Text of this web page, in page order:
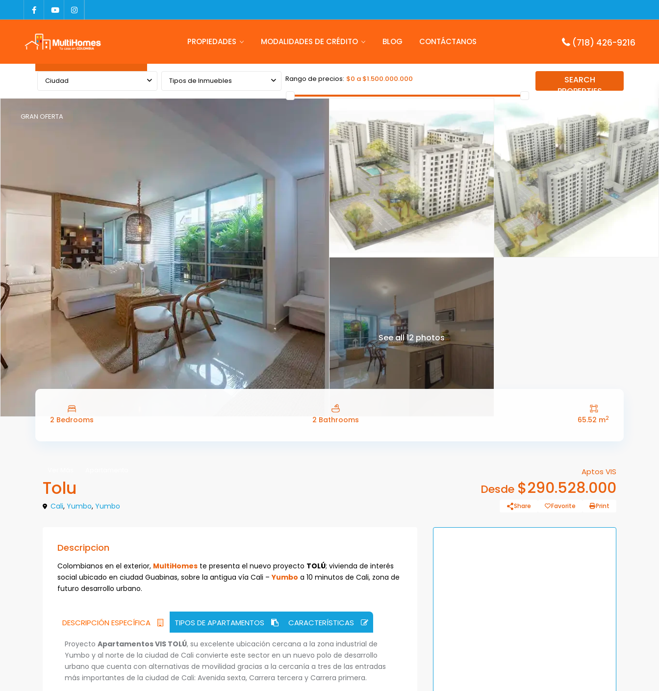
PROPIEDADES MODALIDADES DE CRÉDITO BLOG CONTÁCTANOS (718) 426-9216
Ciudad Tipos de Inmuebles Rango de precios: $0 a $1.500.000.000
SEARCH
PROPERTIES
GRAN OFERTA
See all 12 photos
2 Bedrooms 2 Bathrooms 65.52 m2
Tolu
Aptos VIS
Desde $290.528.000
Cali, Yumbo, Yumbo Share Favorite Print
Descripcion
Colombianos en el exterior, MultiHomes te presenta el nuevo proyecto TOLÚ; vivienda de interés
social ubicado en ciudad Guabinas, sobre la antigua vía Cali –Yumbo a 10 minutos de Cali, zona de
futuro desarrollo urbano.
DESCRIPCIÓN ESPECÍFICA TIPOS DE APARTAMENTOS CARACTERÍSTICAS
Proyecto Apartamentos VIS TOLÚ, su excelente ubicación cercana a la zona industrial de
Yumbo y al norte de la ciudad de Cali convierte este sector en un nuevo polo de desarrollo
urbano que cuenta con alternativas de movilidad gracias a la cercanía a tres de las entradas
más importantes de la ciudad de Cali: Avenida sexta, Carrera tercera y Carrera primera.